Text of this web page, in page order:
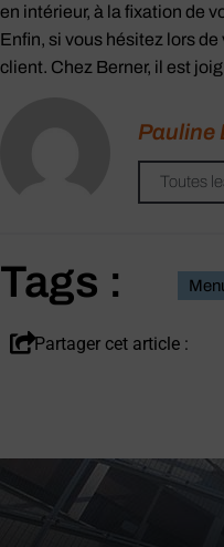
en intérieur, à la fixation de
Enfin, si vous hésitez lors
client. Chez Berner, il est
Pauline
Toutes
Tags :
Partager cet article :